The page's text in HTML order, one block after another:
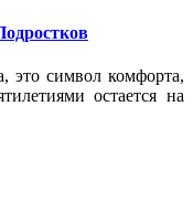
символ комфорта,
остается на